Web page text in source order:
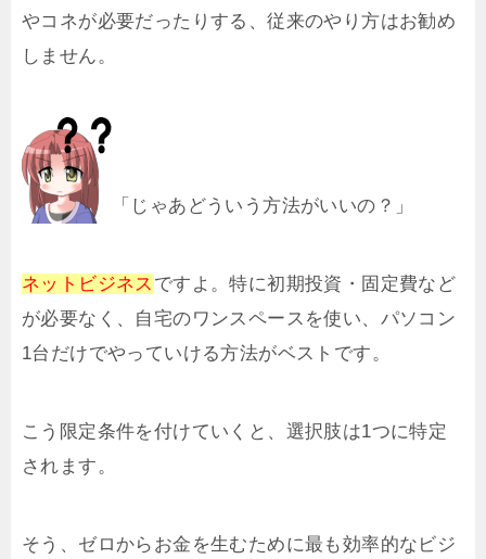
やコネが必要だったりする、従来のやり方はお勧め
しません。
「じゃあどういう方法がいいの？」
ネットビジネス ですよ。特に初期投資・固定費など
が必要なく、自宅のワンスペースを使い、パソコン
1台だけでやっていける方法がベストです。
こう限定条件を付けていくと、選択肢は1つに特定
されます。
そう、ゼロからお金を生むために最も効率的なビジ